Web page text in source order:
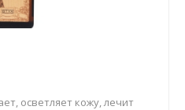
осветляет кожу, лечит